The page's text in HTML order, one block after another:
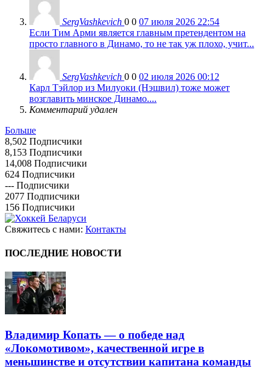
SergVashkevich 0 0 07 июля 2026 22:54
Если Тим Арми является главным претендентом на
просто главного в Динамо, то не так уж плохо, учит...
SergVashkevich 0 0 02 июля 2026 00:12
Карл Тэйлор из Милуоки (Нэшвил) тоже может
возглавить минское Динамо....
Комментарий удален
Больше
8,502 Подписчики
8,153 Подписчики
14,008 Подписчики
624 Подписчики
--- Подписчики
2077 Подписчики
156 Подписчики
Свяжитесь с нами: Контакты
ПОСЛЕДНИЕ НОВОСТИ
Владимир Копать — о победе над
«Локомотивом», качественной игре в
меньшинстве и отсутствии капитана команды